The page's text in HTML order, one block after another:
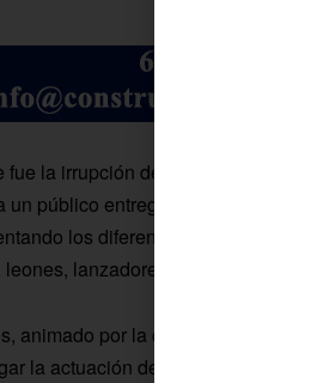
la irrupción del Circo Purpurina y
público entregado. Bajo la
los diferentes números,
lanzadores de cuchillos…
animado por la charanga «Los
la actuación del cuarteto «Cal y